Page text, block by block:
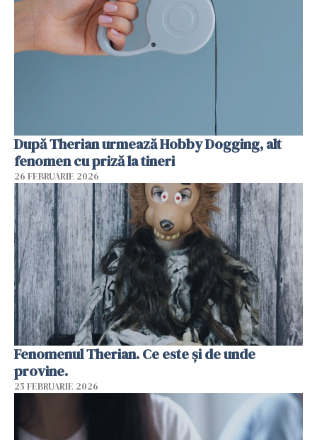
După Therian urmează Hobby Dogging, alt
fenomen cu priză la tineri
26 FEBRUARIE 2026
Fenomenul Therian. Ce este și de unde
provine.
25 FEBRUARIE 2026